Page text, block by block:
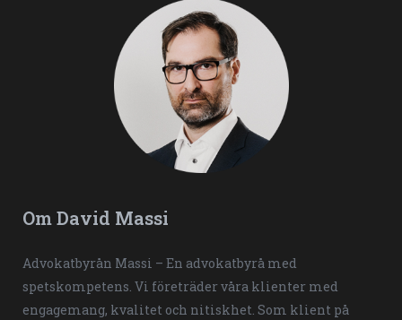
Om David Massi
Advokatbyrån Massi – En advokatbyrå med
spetskompetens. Vi företräder våra klienter med
engagemang, kvalitet och nitiskhet. Som klient på